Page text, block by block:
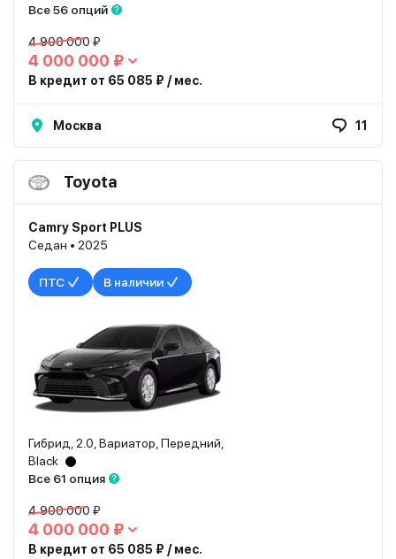
Все 56 опций
4 900 000 ₽
4 000 000 ₽
В кредит от 65 085 ₽ / мес.
Москва 11
Toyota
Camry Sport PLUS
Седан • 2025
ПТС В наличии
Гибрид, 2.0, Вариатор, Передний,
Black
Все 61 опция
4 900 000 ₽
4 000 000 ₽
В кредит от 65 085 ₽ / мес.